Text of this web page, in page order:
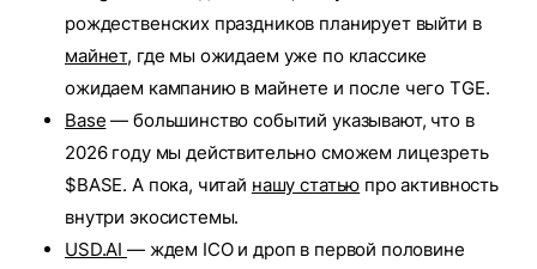
рождественских праздников планирует выйти в
майнет, где мы ожидаем уже по классике
ожидаем кампанию в майнете и после чего TGE.
Base — большинство событий указывают, что в
2026 году мы действительно сможем лицезреть
$BASE. А пока, читай нашу статью про активность
внутри экосистемы.
USD.AI — ждем ICO и дроп в первой половине